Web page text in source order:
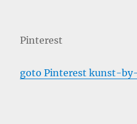
Pinterest
goto Pinterest kunst-